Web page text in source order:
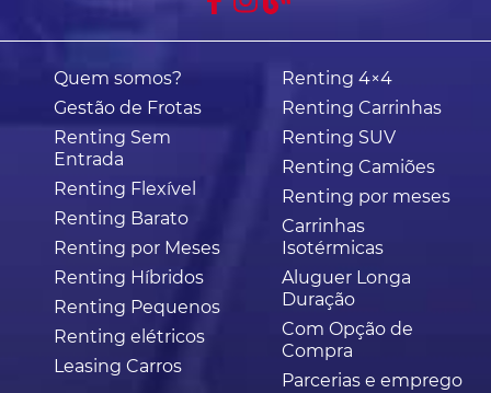
Quem somos?
Gestão de Frotas
Renting Sem
Entrada
Renting Flexível
Renting Barato
Renting por Meses
Renting Híbridos
Renting Pequenos
Renting elétricos
Leasing Carros
Renting 4×4
Renting Carrinhas
Renting SUV
Renting Camiões
Renting por meses
Carrinhas
Isotérmicas
Aluguer Longa
Duração
Com Opção de
Compra
Parcerias e emprego